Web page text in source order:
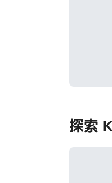
探索